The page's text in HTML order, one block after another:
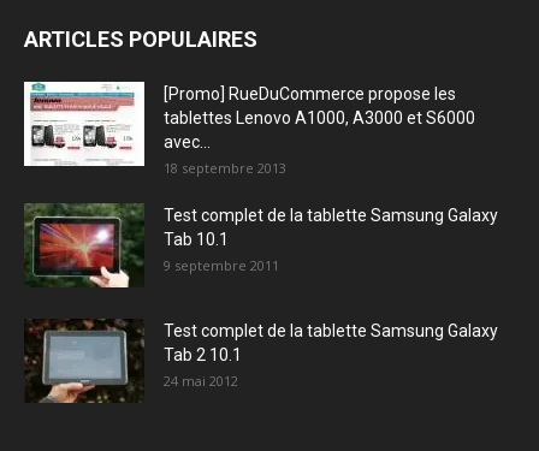
ARTICLES POPULAIRES
[Promo] RueDuCommerce propose les
tablettes Lenovo A1000, A3000 et S6000
avec...
18 septembre 2013
Test complet de la tablette Samsung Galaxy
Tab 10.1
9 septembre 2011
Test complet de la tablette Samsung Galaxy
Tab 2 10.1
24 mai 2012